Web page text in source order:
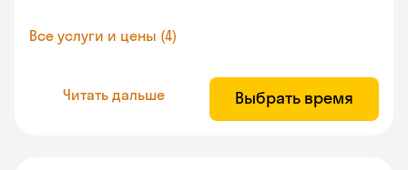
Все услуги и цены (4)
Читать дальше Выбрать время